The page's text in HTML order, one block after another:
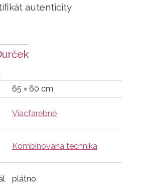
autenticity
65 × 60 cm
Viacfarebné
Kombinovaná technika
plátno